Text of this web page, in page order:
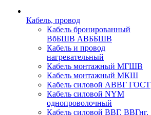
Кабель, провод
Кабель бронированный
ВбБШВ АВББШВ
Кабель и провод
нагревательный
Кабель монтажный МГШВ
Кабель монтажный МКШ
Кабель силовой АВВГ ГОСТ
Кабель силовой NYM
однопроволочный
Кабель силовой ВВГ, ВВГнг,